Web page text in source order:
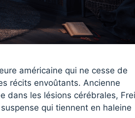
américaine qui ne cesse de
récits envoûtants. Ancienne
dans les lésions cérébrales,
qui tiennent en haleine